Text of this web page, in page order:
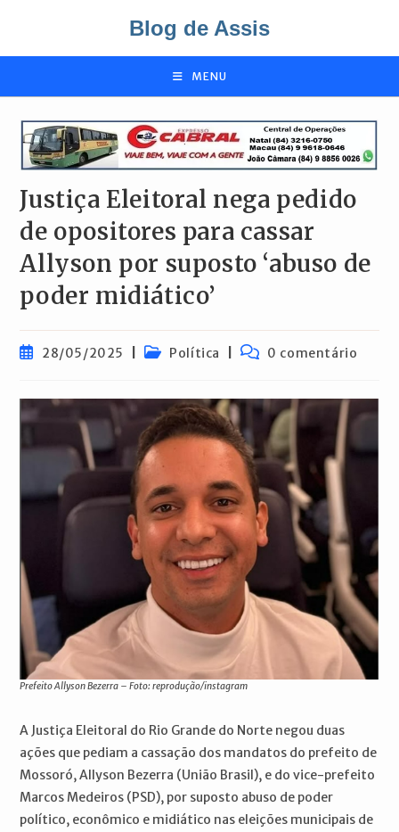
o
Blog de Assis
MENU
Justiça Eleitoral nega pedido
de opositores para cassar
Allyson por suposto ‘abuso de
poder midiático’
Post28/05/2025
Categoria
Política
Comentários
0 comentário
Prefeito Allyson Bezerra – Foto: reprodução/instagram
A Justiça Eleitoral do Rio Grande do Norte negou duas
ações que pediam a cassação dos mandatos do prefeito de
Mossoró, Allyson Bezerra (União Brasil), e do vice-prefeito
Marcos Medeiros (PSD), por suposto abuso de poder
político, econômico e midiático nas eleições municipais de